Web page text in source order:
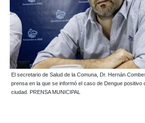
El secretario de Salud de la Comuna, Dr. Hernán
prensa en la que se informó el caso de Dengue positivo
ciudad. PRENSA MUNICIPAL